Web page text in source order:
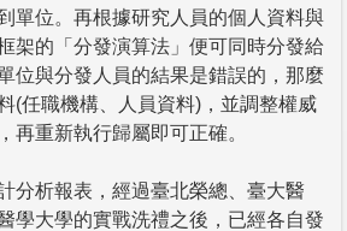
單位。再根據研究人員的個人資料與
架的「分發演算法」便可同時分發給
位與分發人員的結果是錯誤的，那麼
(任職機構、人員資料)，並調整權威
再重新執行歸屬即可正確。
分析報表，經過臺北榮總、臺大醫
學大學的實戰洗禮之後，已經各自發